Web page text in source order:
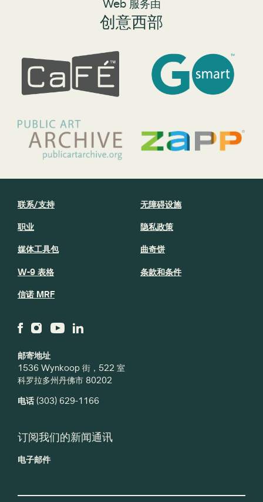
Web 服务由
创意西部
邮寄地址
1536 Wynkoop 街，522 室
科罗拉多州丹佛市 80202
电话(303) 629-1166
联系/支持
职业
媒体工具包
W-9 表格
信诺 MRF
无障碍设施
隐私政策
曲奇饼
条款和条件
订阅我们的新闻通讯
电子邮件